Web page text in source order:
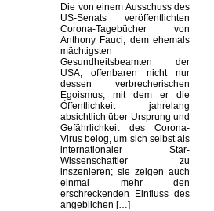
Die von einem Ausschuss des
US-Senats veröffentlichten
Corona-Tagebücher von
Anthony Fauci, dem ehemals
mächtigsten
Gesundheitsbeamten der
USA, offenbaren nicht nur
dessen verbrecherischen
Egoismus, mit dem er die
Öffentlichkeit jahrelang
absichtlich über Ursprung und
Gefährlichkeit des Corona-
Virus belog, um sich selbst als
internationaler Star-
Wissenschaftler zu
inszenieren; sie zeigen auch
einmal mehr den
erschreckenden Einfluss des
angeblichen […]